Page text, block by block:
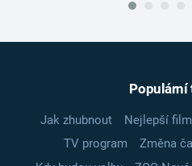
Populární
Jak zhubnout Nejlepší
TV program
Změna